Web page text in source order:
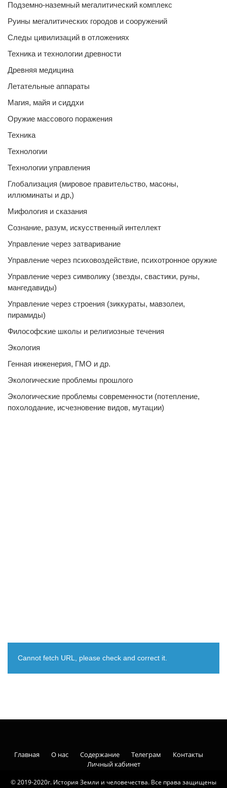
Подземно-наземный мегалитический комплекс
Руины мегалитических городов и сооружений
Следы цивилизаций в отложениях
Техника и технологии древности
Древняя медицина
Летательные аппараты
Магия, майя и сиддхи
Оружие массового поражения
Техника
Технологии
Технологии управления
Глобализация (мировое правительство, масоны,
иллюминаты и др,)
Мифология и сказания
Сознание, разум, искусственный интеллект
Управление через затваривание
Управление через психовоздействие, психотронное оружие
Управление через символику (звезды, свастики, руны,
мангедавиды)
Управление через строения (зиккураты, мавзолеи,
пирамиды)
Философские школы и религиозные течения
Экология
Генная инженерия, ГМО и др.
Экологические проблемы прошлого
Экологические проблемы современности (потепление,
похолодание, исчезновение видов, мутации)
Cannot fetch URL, please check and correct it.
© 2019-2020г. История Земли и человечества. Все права защищены
Главная О нас Содержание Телеграм
Контакты
Личный кабинет